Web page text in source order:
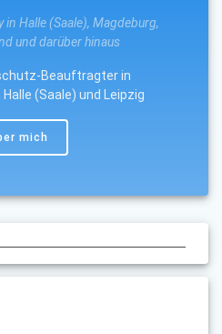
in Halle (Saale), Magdeburg,
und darüber hinaus
Beauftragter in
(Saale) und Leipzig
mich